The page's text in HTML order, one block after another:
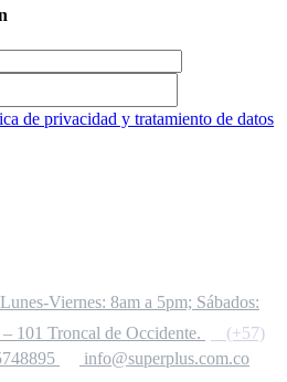
de privacidad y tratamiento de datos
Lunes-Viernes: 8am a 5pm; Sábados:
101 Troncal de Occidente.
(+57)
info@superplus.com.co